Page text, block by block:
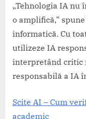
„Tehnologia IA nu
o amplifică,”
informatică. Cu
utilizeze IA
interpretând critic
responsabilă a IA
Scite AI – Cum
academic